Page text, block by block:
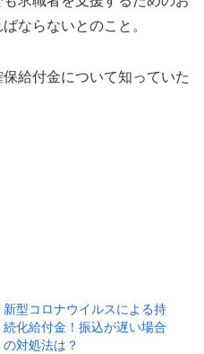
ならないとのこと。
給付金について知っていた
新型コロナウイルスによる持
続化給付金！振込が遅い場合
の対処法は？